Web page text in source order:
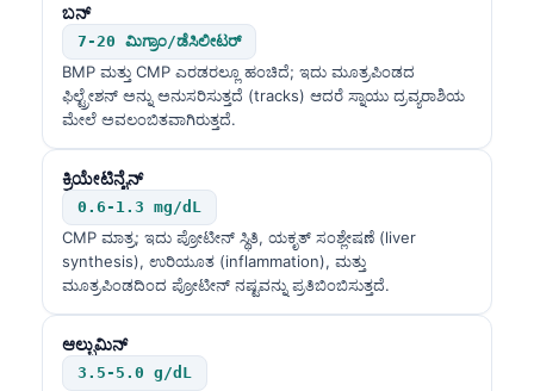
ಬನ್
7-20 ಮಿಗ್ರಾಂ/ಡೆಸಿಲೀಟರ್
BMP ಮತ್ತು CMP ಎರಡರಲ್ಲೂ ಹಂಚಿದೆ; ಇದು ಮೂತ್ರಪಿಂಡದ
ಫಿಲ್ಟ್ರೇಶನ್ ಅನ್ನು ಅನುಸರಿಸುತ್ತದೆ (tracks) ಆದರೆ ಸ್ನಾಯು ದ್ರವ್ಯರಾಶಿಯ
ಮೇಲೆ ಅವಲಂಬಿತವಾಗಿರುತ್ತದೆ.
ಕ್ರಿಯೇಟಿನೈನ್
0.6-1.3 mg/dL
CMP ಮಾತ್ರ; ಇದು ಪ್ರೋಟೀನ್ ಸ್ಥಿತಿ, ಯಕೃತ್ ಸಂಶ್ಲೇಷಣೆ (liver
synthesis), ಉರಿಯೂತ (inflammation), ಮತ್ತು
ಮೂತ್ರಪಿಂಡದಿಂದ ಪ್ರೋಟೀನ್ ನಷ್ಟವನ್ನು ಪ್ರತಿಬಿಂಬಿಸುತ್ತದೆ.
ಆಲ್ಬುಮಿನ್
3.5-5.0 g/dL